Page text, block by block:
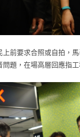
前要求合照或自拍，
題，在場高層回應指